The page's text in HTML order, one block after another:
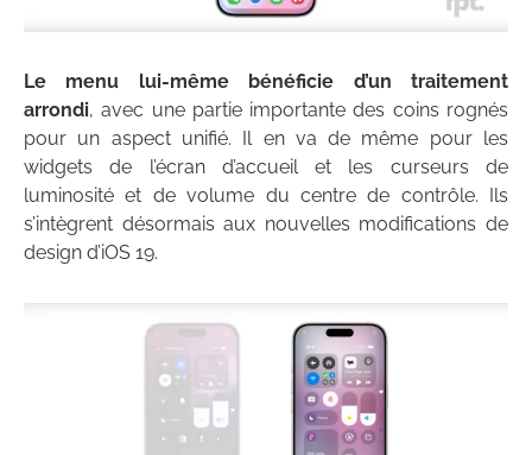
Le menu lui-même bénéficie d’un traitement
arrondi, avec une partie importante des coins rognés
pour un aspect unifié. Il en va de même pour les
widgets de l’écran d’accueil et les curseurs de
luminosité et de volume du centre de contrôle. Ils
s’intègrent désormais aux nouvelles modifications de
design d’iOS 19.